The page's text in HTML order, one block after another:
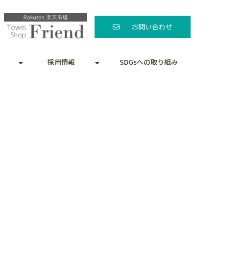
お問い合わせ
採用情報 SDGsへの取り組み